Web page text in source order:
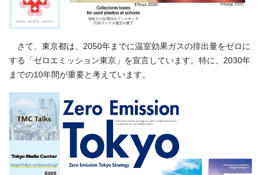
さて、東京都は、2050年までに温室効果ガスの排出量をゼロに
する「ゼロエミッション東京」を宣言しています。特に、2030年
までの10年間が重要と考えています。